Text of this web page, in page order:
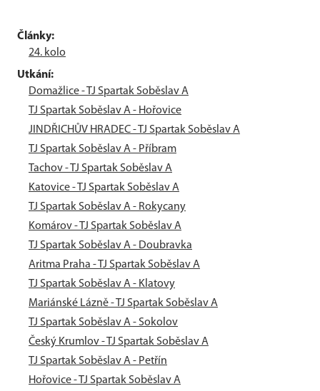
Články:
24. kolo
Utkání:
Domažlice - TJ Spartak Soběslav A
TJ Spartak Soběslav A - Hořovice
JINDŘICHŮV HRADEC - TJ Spartak Soběslav A
TJ Spartak Soběslav A - Příbram
Tachov - TJ Spartak Soběslav A
Katovice - TJ Spartak Soběslav A
TJ Spartak Soběslav A - Rokycany
Komárov - TJ Spartak Soběslav A
TJ Spartak Soběslav A - Doubravka
Aritma Praha - TJ Spartak Soběslav A
TJ Spartak Soběslav A - Klatovy
Mariánské Lázně - TJ Spartak Soběslav A
TJ Spartak Soběslav A - Sokolov
Český Krumlov - TJ Spartak Soběslav A
TJ Spartak Soběslav A - Petřín
Hořovice - TJ Spartak Soběslav A